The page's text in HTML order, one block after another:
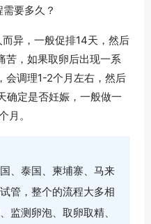
要多久？
异，一般促排14天，然后
苦，如果取卵后出现一系
会调理1-2个月左右，然后
确定是否妊娠，一般做一
月。
、泰国、柬埔寨、马来
管，整个的流程大多相
监测卵泡、取卵取精、